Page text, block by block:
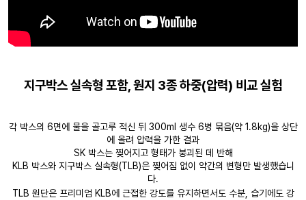
지구박스 실속형 포함, 원지 3종 하중(압력) 비교 실험
각 박스의 6면에 물을 골고루 적신 뒤 300ml 생수 6병 묶음(약 1.8kg)을 상단
에 올려 압력을 가한 결과
SK 박스는 찢어지고 형태가 붕괴된 데 반해
KLB 박스와 지구박스 실속형(TLB)은 찢어짐 없이 약간의 변형만 발생했습니
다.
TLB 원단은 프리미엄 KLB에 근접한 강도를 유지하면서도 수분, 습기에도 강